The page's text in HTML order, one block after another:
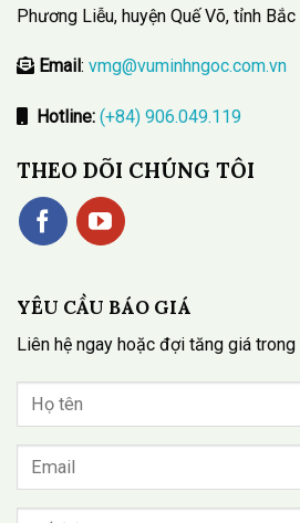
Phương Liễu, huyện Quế Võ, tỉnh Bắc
Email : vmg@vuminhngoc.com.vn
Hotline: (+84) 906.049.119
THEO DÕI CHÚNG TÔI
YÊU CẦU BÁO GIÁ
Liên hệ ngay hoặc đợi tăng giá